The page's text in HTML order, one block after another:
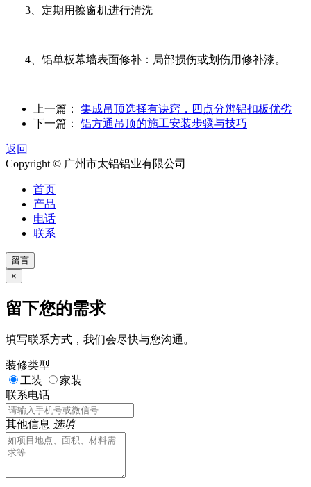
3、定期用擦窗机进行清洗
4、铝单板幕墙表面修补：局部损伤或划伤用修补漆。
上一篇： 集成吊顶选择有诀窍，四点分辨铝扣板优劣
下一篇： 铝方通吊顶的施工安装步骤与技巧
返回
Copyright © 广州市太铝铝业有限公司
首页
产品
电话
联系
留言
×
留下您的需求
填写联系方式，我们会尽快与您沟通。
装修类型
工装
家装
联系电话
其他信息 选填